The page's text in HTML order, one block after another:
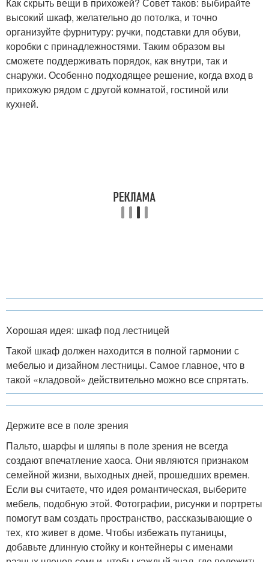
высокий шкаф, желательно до потолка, и точно
организуйте фурнитуру: ручки, подставки для обуви,
коробки с принадлежностями. Таким образом вы
сможете поддерживать порядок, как внутри, так и
снаружи. Особенно подходящее решение, когда вход в
прихожую рядом с другой комнатой, гостиной или
кухней.
Хорошая идея: шкаф под лестницей
Такой шкаф должен находится в полной гармонии с
мебелью и дизайном лестницы. Самое главное, что в
такой «кладовой» действительно можно все спрятать.
Держите все в поле зрения
Пальто, шарфы и шляпы в поле зрения не всегда
создают впечатление хаоса. Они являются признаком
семейной жизни, выходных дней, прошедших времен.
Если вы считаете, что идея романтическая, выберите
мебель, подобную этой. Фотографии, рисунки и портреты
помогут вам создать пространство, рассказывающие о
тех, кто живет в доме. Чтобы избежать путаницы,
добавьте длинную стойку и контейнеры с именами